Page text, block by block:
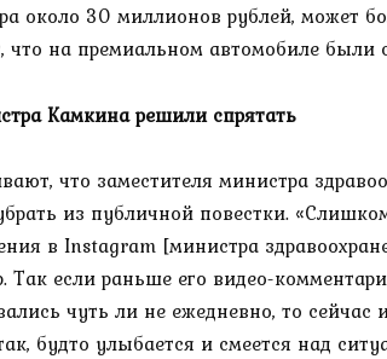
около 30 миллионов рублей, может
что на премиальном автомобиле были
Камкина решили спрятать
что заместителя министра
из публичной повестки.
в Instagram [министра
Так если раньше его видео-
чуть ли не ежедневно, то
будто улыбается и смеется над